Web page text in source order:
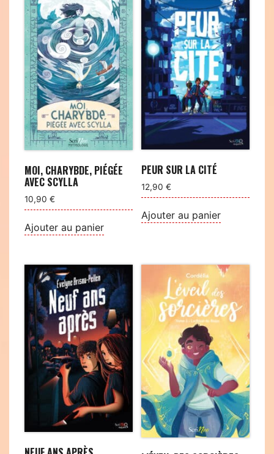
MOI, CHARYBDE, PIÉGÉE
AVEC SCYLLA
10,90 €
Ajouter au panier
PEUR SUR LA CITÉ
12,90€
Ajouter au panier